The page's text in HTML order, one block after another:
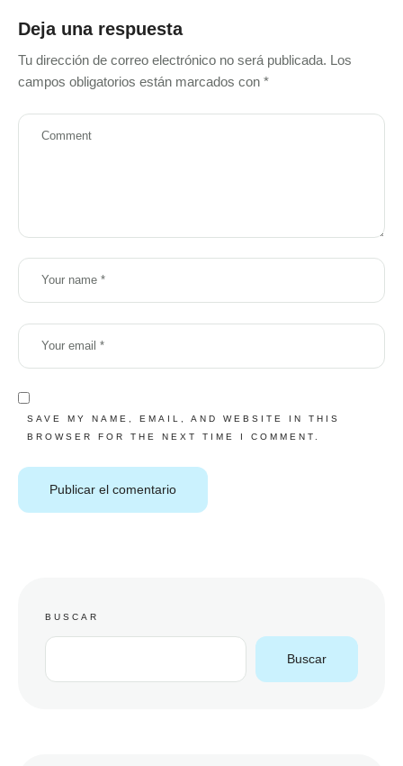
Deja una respuesta
Tu dirección de correo electrónico no será publicada. Los
campos obligatorios están marcados con *
SAVE MY NAME, EMAIL, AND WEBSITE IN THIS
BROWSER FOR THE NEXT TIME I COMMENT.
BUSCAR
Buscar